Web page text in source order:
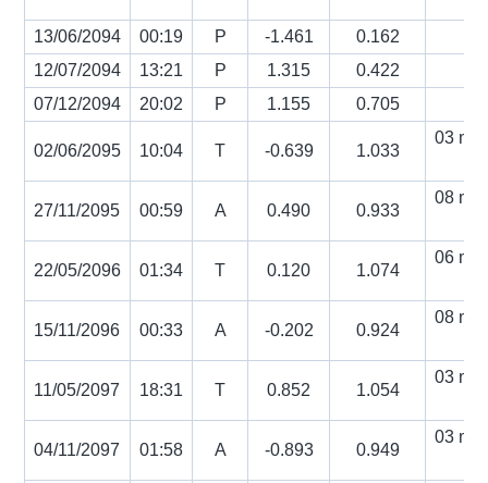
13/06/2094
00:19 P -1.461
0.162
12/07/2094
13:21 P 1.315
0.422
07/12/2094
20:02 P 1.155 0.705
02/06/2095 10:04 T -0.639 1.033
03
27/11/2095 00:59 A 0.490 0.933
08
22/05/2096 01:34 T 0.120 1.074
06
15/11/2096 00:33 A -0.202 0.924
08
11/05/2097 18:31 T 0.852 1.054
03
04/11/2097 01:58 A -0.893 0.949
03